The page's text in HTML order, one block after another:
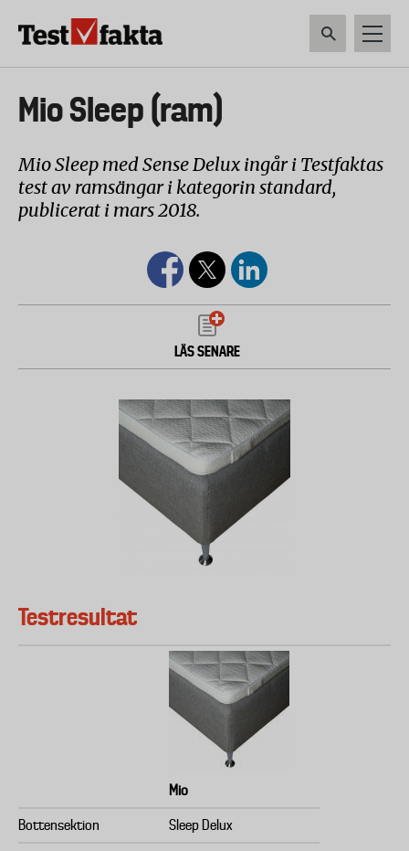
Huvudmeny
ny
TEKNIK LIVSMEDEL
Mio Sleep (ram)
Mio Sleep med Sense Delux ingår i Testfaktas
test av ramsängar i kategorin standard,
publicerat i mars 2018.
LÄS SENARE
Testresultat
Mio
Bottensektion Sleep Delux